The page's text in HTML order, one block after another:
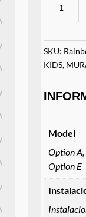
003
cantidad
SKU:
KIDS,
Model
Option
Option E